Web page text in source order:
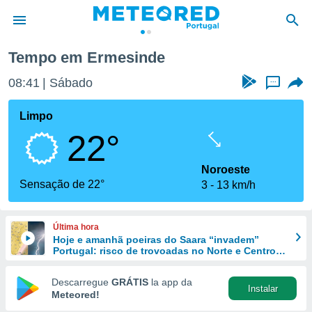
da
foi
fornecidas
a este
das
e
forma
digital
Tempo em Ermesinde
08:41 Sábado ...
Limpo
22°
Sensação de 22°
Noroeste
3
13 km/h
Última hora
Hoje e amanhã poeiras do Saara “invadem”
Portugal: risco de trovoadas no Norte e Centro
Descarregue GRÁTIS la app da
Meteored!
Instalar